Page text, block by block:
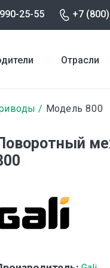
25-55 +7
Отрасли
Модель 800